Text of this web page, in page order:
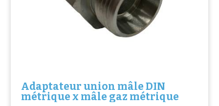
Adaptateur union mâle DIN
métrique x mâle gaz métrique